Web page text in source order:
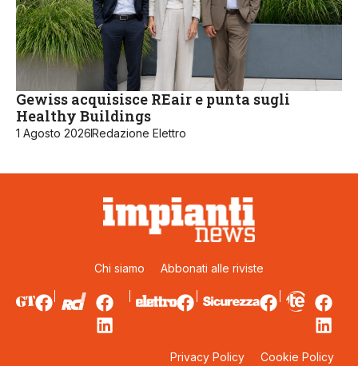
Gewiss acquisisce REair e punta sugli
Healthy Buildings
1 Agosto 2026Redazione Elettro
Chi siamo Abbonati alle riviste
Privacy Policy Cookie Policy